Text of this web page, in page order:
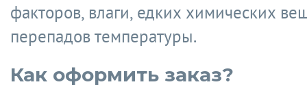
факторов, влаги, едких химических
перепадов температуры.
Как оформить заказ?